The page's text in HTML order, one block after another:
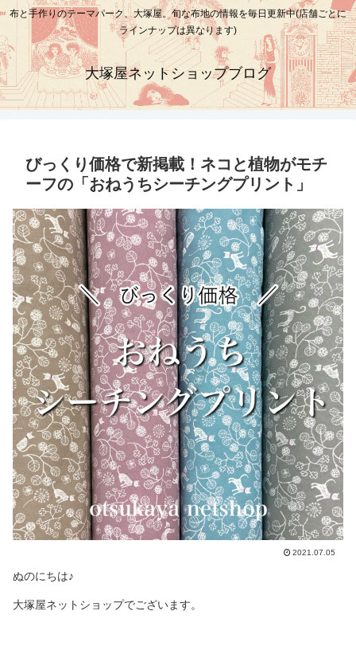
布と手作りのテーマパーク、大塚屋。旬な布地の情報を毎日更新中(店舗ごとに
ラインナップは異なります)
大塚屋ネットショップブログ
びっくり価格で新掲載！ネコと植物がモチ
ーフの「おねうちシーチングプリント」
2021.07.05
ぬのにちは♪
大塚屋ネットショップでございます。